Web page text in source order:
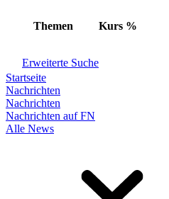
Themen Kurs %
Erweiterte Suche
Startseite
Nachrichten
Nachrichten
Nachrichten auf FN
Alle News